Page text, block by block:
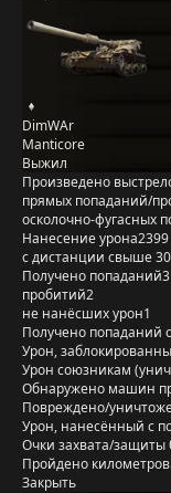
DimWAr
Manticore
Выжил
Произведено
прямых попаданий/
осколочно-фугасных
Нанесение урона2399
с дистанции свыше
Получено попаданий3
пробитий2
не нанёсших урон1
Получено попаданий
Урон,
Урон союзникам
Обнаружено машин
Повреждено/
Урон, нанесённый с
Очки захвата/защиты
Пройдено километров
Закрыть